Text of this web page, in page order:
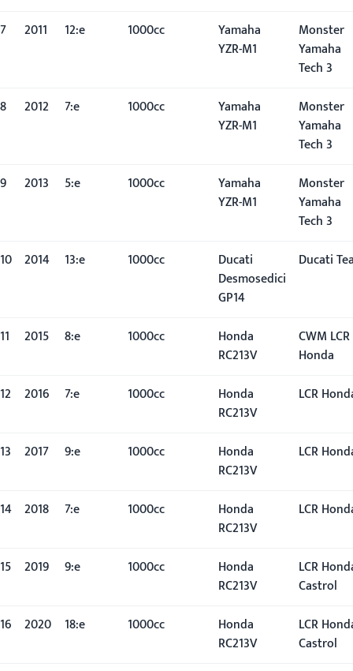
7
2011 12:e 1000cc
Yamaha
YZR-M1
Monster
Yamaha
Tech 3
8
2012 7:e 1000cc
Yamaha
YZR-M1
Monster
Yamaha
Tech 3
9
2013 5:e 1000cc
Yamaha
YZR-M1
Monster
Yamaha
Tech 3
10 2014 13:e 1000cc
Ducati
Desmosedici
GP14
Ducati
11 2015 8:e 1000cc
Honda
RC213V
CWM LCR
Honda
12
2016 7:e 1000cc
Honda
RC213V
LCR
13 2017 9:e 1000cc
Honda
RC213V
LCR
14 2018 7:e 1000cc
Honda
RC213V
LCR
15 2019 9:e 1000cc
Honda
RC213V
LCR
Castrol
16
2020 18:e 1000cc
Honda
RC213V
LCR
Castrol